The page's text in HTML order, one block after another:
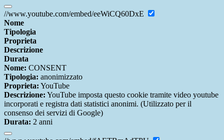
//www.youtube.com/embed/eeWiCQ60DxE
Nome
Tipologia
Proprieta
Descrizione
Durata
Nome: CONSENT
Tipologia: anonimizzato
Proprieta: YouTube
Descrizione: YouTube imposta questo cookie tramite video youtube
incorporati e registra dati statistici anonimi. (Utilizzato per il
consenso dei servizi di Google)
Durata: 2 anni